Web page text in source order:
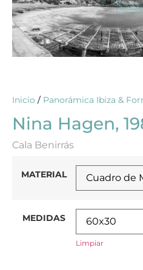
Inicio / Panorámica Ibiza &
Nina Hagen,
Cala Benirrás
MATERIAL
MEDIDAS
Limpiar